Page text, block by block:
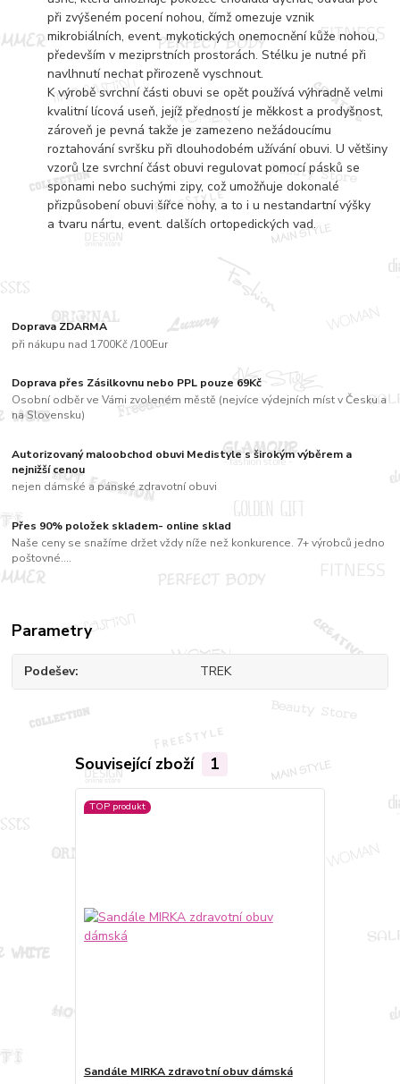
Doprava ZDARMA
při nákupu nad 1700Kč /100Eur
Doprava přes Zásilkovnu nebo PPL pouze 69Kč
Osobní odběr ve Vámi zvoleném městě (nejvíce výdejních míst v Česku a
na Slovensku)
Autorizovaný maloobchod obuvi Medistyle s širokým výběrem a
nejnižší cenou
nejen dámské a pánské zdravotní obuvi
Přes 90% položek skladem- online sklad
Naše ceny se snažíme držet vždy níže než konkurence. 7+ výrobců jedno
poštovné....
při zvýšeném pocení nohou, čímž omezuje vznik
mikrobiálních, event. mykotických onemocnění kůže nohou,
především v meziprstních prostorách. Stélku je nutné při
navlhnutí nechat přirozeně vyschnout.
K výrobě svrchní části obuvi se opět používá výhradně velmi
kvalitní lícová useň, jejíž předností je měkkost a prodyšnost,
zároveň je pevná takže je zamezeno nežádoucímu
roztahování svršku při dlouhodobém užívání obuvi. U většiny
vzorů lze svrchní část obuvi regulovat pomocí pásků se
sponami nebo suchými zipy, což umožňuje dokonalé
přizpůsobení obuvi šířce nohy, a to i u nestandartní výšky
a tvaru nártu, event. dalších ortopedických vad.
Parametry
Podešev TREK
Související zboží 1
TOP produkt
Sandále MIRKA zdravotní obuv dámská